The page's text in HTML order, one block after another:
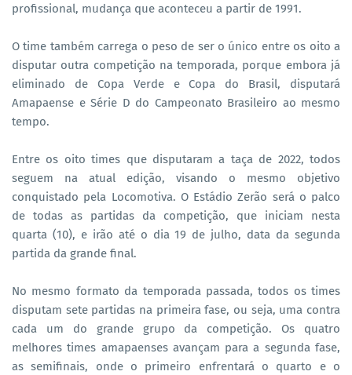
profissional, mudança que aconteceu a partir de 1991.
O time também carrega o peso de ser o único entre os oito a
disputar outra competição na temporada, porque embora já
eliminado de Copa Verde e Copa do Brasil, disputará
Amapaense e Série D do Campeonato Brasileiro ao mesmo
tempo.
Entre os oito times que disputaram a taça de 2022, todos
seguem na atual edição, visando o mesmo objetivo
conquistado pela Locomotiva. O Estádio Zerão será o palco
de todas as partidas da competição, que iniciam nesta
quarta (10), e irão até o dia 19 de julho, data da segunda
partida da grande final.
No mesmo formato da temporada passada, todos os times
disputam sete partidas na primeira fase, ou seja, uma contra
cada um do grande grupo da competição. Os quatro
melhores times amapaenses avançam para a segunda fase,
as semifinais, onde o primeiro enfrentará o quarto e o